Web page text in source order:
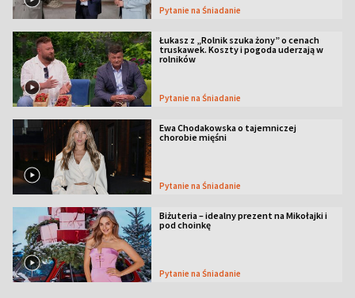
Pytanie na Śniadanie
Łukasz z „Rolnik szuka żony” o cenach
truskawek. Koszty i pogoda uderzają w
rolników
Pytanie na Śniadanie
Ewa Chodakowska o tajemniczej
chorobie mięśni
Pytanie na Śniadanie
Biżuteria – idealny prezent na Mikołajki i
pod choinkę
Pytanie na Śniadanie